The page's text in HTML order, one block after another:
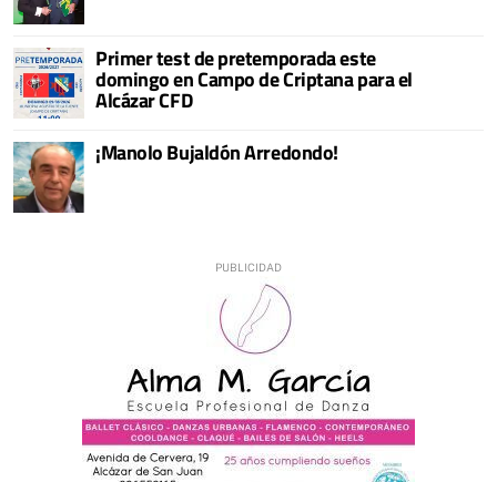
Primer test de pretemporada este
domingo en Campo de Criptana para el
Alcázar CFD
¡Manolo Bujaldón Arredondo!